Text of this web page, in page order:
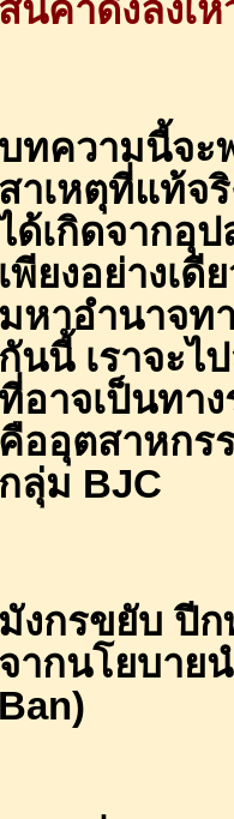
สินค้าดิ่งลงเ
บทความนี้จะ
สาเหตุที่แท้จ
ด้เกิดจากอุ
เพียงอย่างเ
มหาอำนาจท
กันนี้ เราจะไ
ที่อาจเป็นทา
คืออุตสาหกร
กลุ่ม BJC
มังกรขยับ ปี
จากนโยบาย
Ban)